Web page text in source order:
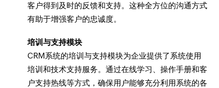
客户得到及时的反馈和支持。这种全方位的沟通方式
有助于增强客户的忠诚度。
培训与支持模块
CRM系统的培训与支持模块为企业提供了系统使用
培训和技术支持服务。通过在线学习、操作手册和客
户支持热线等方式，确保用户能够充分利用系统的各